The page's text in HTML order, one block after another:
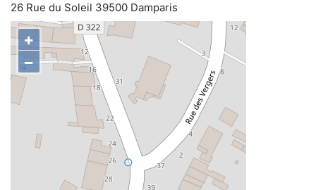
26 Rue du Soleil 39500 Damparis
+
−